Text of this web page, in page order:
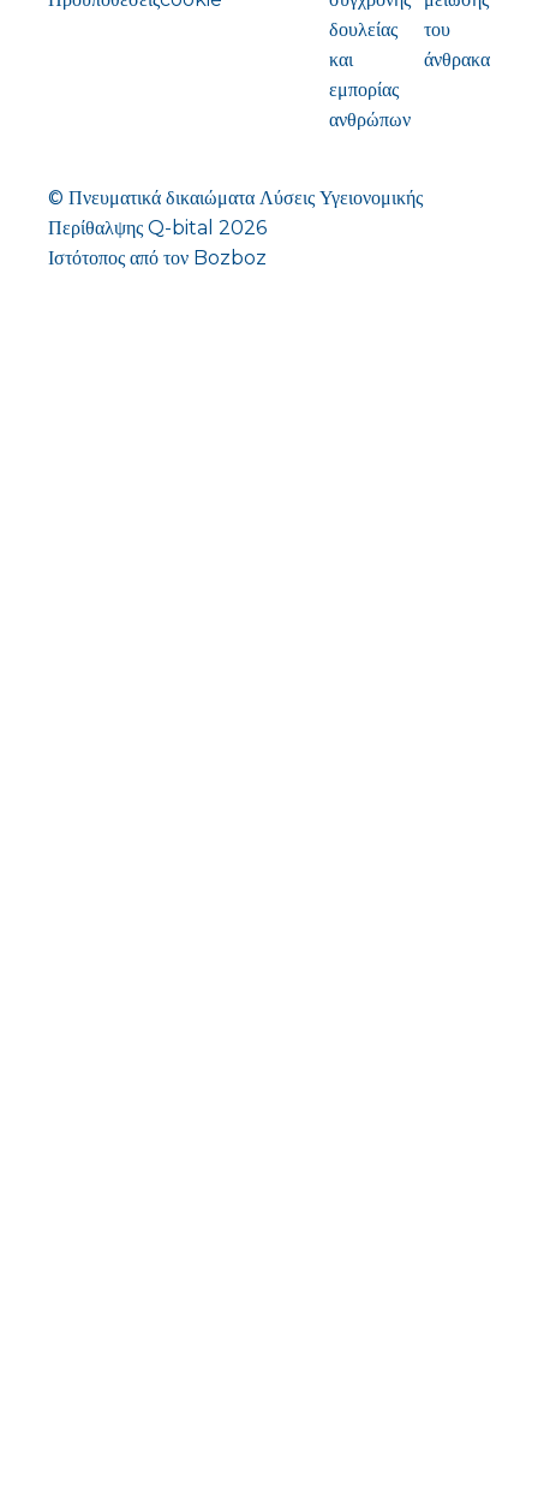
δουλείας
και
εμπορίας
ανθρώπων
του
άνθρακα
© Πνευματικά δικαιώματα Λύσεις Υγειονομικής
Περίθαλψης Q-bital 2026
Ιστότοπος από τον Bozboz